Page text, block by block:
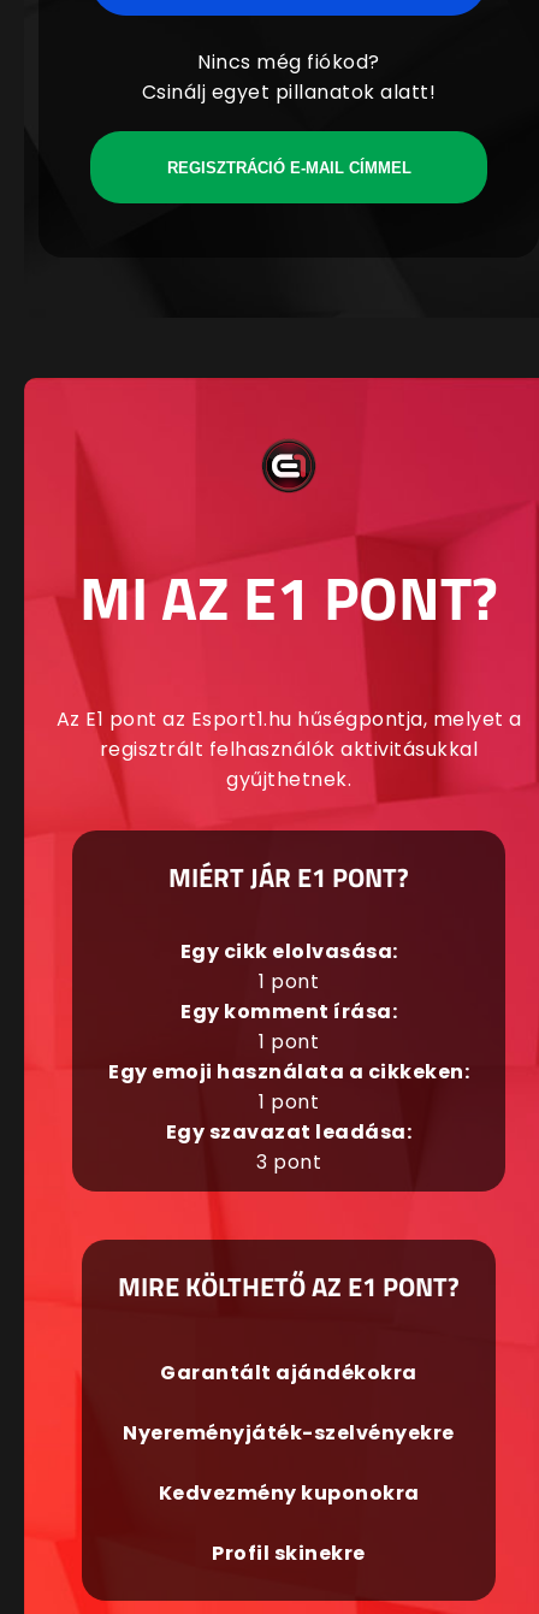
Nincs még fiókod?
Csinálj egyet pillanatok alatt!
REGISZTRÁCIÓ E-MAIL CÍMMEL
MI AZ E1 PONT?
Az E1 pont az Esport1.hu hűségpontja, melyet a
regisztrált felhasználók aktivitásukkal
gyűjthetnek.
MIÉRT JÁR E1 PONT?
Egy cikk elolvasása:
1 pont
Egy komment írása:
1 pont
Egy emoji használata a cikkeken:
1 pont
Egy szavazat leadása:
3 pont
MIRE KÖLTHETŐ AZ E1 PONT?
Garantált ajándékokra
Nyereményjáték-szelvényekre
Kedvezmény kuponokra
Profil skinekre